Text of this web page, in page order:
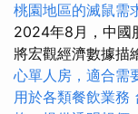
桃園地區的滅鼠需
2024年8月，中國
將宏觀經濟數據描
心單人房，適合需
用於各類餐飲業務